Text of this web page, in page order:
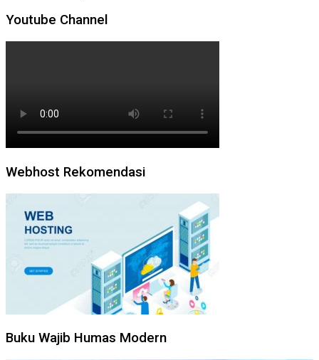
Youtube Channel
Webhost Rekomendasi
Buku Wajib Humas Modern